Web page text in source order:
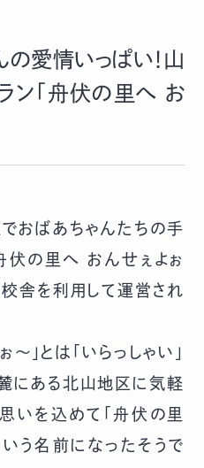
愛情いっぱい！山
ン「舟伏の里へ お
おばあちゃんたちの手
伏の里へ おんせぇよぉ
舎を利用して運営され
」とは「いらっしゃい」
にある北山地区に気軽
いを込めて「舟伏の里
う名前になったそうで